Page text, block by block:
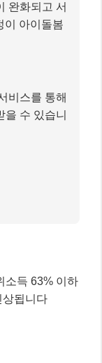
완화되고 서
이 아이돌봄
비스를 통해
수 있습니
소득 63% 이하
상됩니다